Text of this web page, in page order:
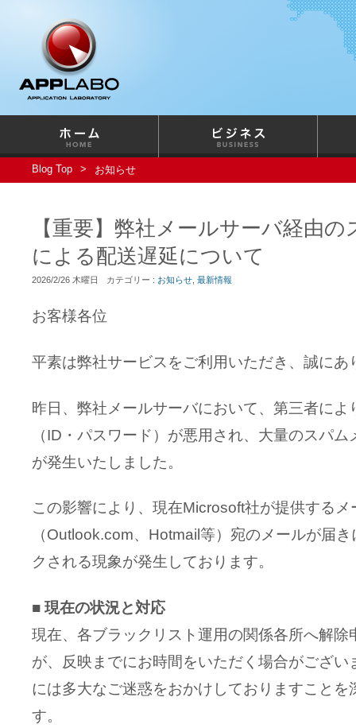
Blog Top お知らせ
【重要】弊社メールサーバ経由
による配送遅延について
2026/2/26 木曜日 カテゴリー : お知らせ 最新情報
お客様各位
平素は弊社サービスをご利用いただき、誠にあ
昨日、弊社メールサーバにおいて、第三者によ
（ID・パスワード）が悪用され、大量のスパ
が発生いたしました。
この影響により、現在Microsoft社が提供するメ
（Outlook.com、Hotmail等）宛のメールが届
クされる現象が発生しております。
■ 現在の状況と対応
現在、各ブラックリスト運用の関係各所へ解除
が、反映までにお時間をいただく場合がござい
には多大なご迷惑をおかけしておりますことを
す。